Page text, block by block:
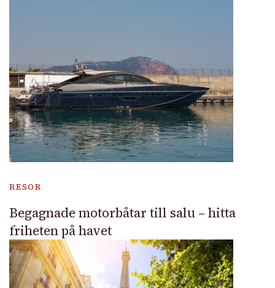
RESOR
Begagnade motorbåtar till salu – hitta
friheten på havet